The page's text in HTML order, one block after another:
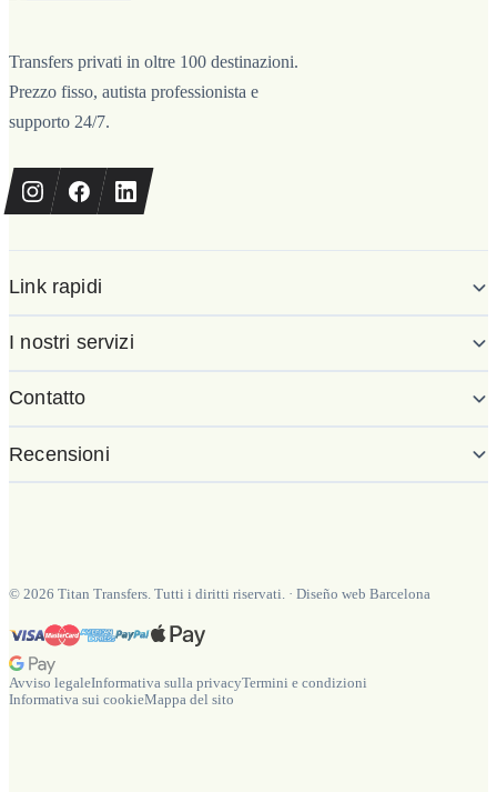
Transfers privati in oltre 100 destinazioni.
Prezzo fisso, autista professionista e
supporto 24/7.
Link rapidi
I nostri servizi
Contatto
Recensioni
© 2026 Titan Transfers. Tutti i diritti riservati. · Diseño web Barcelona
Avviso legaleInformativa sulla privacyTermini e condizioni
Informativa sui cookieMappa del sito